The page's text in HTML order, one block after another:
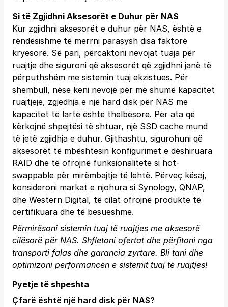
Si të Zgjidhni Aksesorët e Duhur për NAS
Kur zgjidhni aksesorët e duhur për NAS, është e
rëndësishme të merrni parasysh disa faktorë
kryesorë. Së pari, përcaktoni nevojat tuaja për
ruajtje dhe siguroni që aksesorët që zgjidhni janë të
përputhshëm me sistemin tuaj ekzistues. Për
shembull, nëse keni nevojë për më shumë kapacitet
ruajtjeje, zgjedhja e një hard disk për NAS me
kapacitet të lartë është thelbësore. Për ata që
kërkojnë shpejtësi të shtuar, një SSD cache mund
të jetë zgjidhja e duhur. Gjithashtu, sigurohuni që
aksesorët të mbështesin konfigurimet e dëshiruara
RAID dhe të ofrojnë funksionalitete si hot-
swappable për mirëmbajtje të lehtë. Përveç kësaj,
konsideroni markat e njohura si Synology, QNAP,
dhe Western Digital, të cilat ofrojnë produkte të
certifikuara dhe të besueshme.
Përmirësoni sistemin tuaj të ruajtjes me aksesorë
cilësorë për NAS. Shfletoni ofertat dhe përfitoni nga
transporti falas dhe garancia zyrtare. Bli tani dhe
optimizoni performancën e sistemit tuaj të ruajtjes!
Pyetje të shpeshta
Çfarë është një hard disk për NAS?